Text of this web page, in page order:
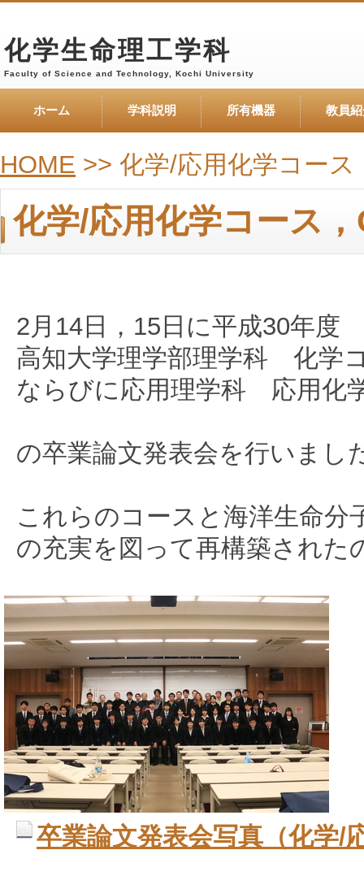
化学生命理工学科
Faculty of Science and Technology, Kochi University
ホーム 学科説明 所有機器 教員
HOME >> 化学/応用化学コー
化学/応用化学コース
2月14日，15日に平成30年度
高知大学理学部理学科 化学
ならびに応用理学科 応用化
の卒業論文発表会を行いまし
これらのコースと海洋生命分
の充実を図って再構築された
卒業論文発表会写真（化学/